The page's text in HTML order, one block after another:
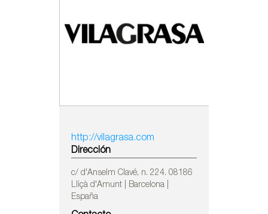
http://vilagrasa.com
Dirección
c/ d'Anselm Clavé, n. 224. 08186
Lliçà d'Amunt | Barcelona |
España